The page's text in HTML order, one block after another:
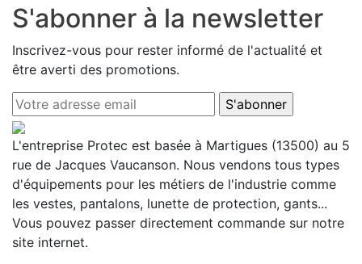
S'abonner à la newsletter
Inscrivez-vous pour rester informé de l'actualité et
être averti des promotions.
L'entreprise Protec est basée à Martigues (13500) au 5
rue de Jacques Vaucanson. Nous vendons tous types
d'équipements pour les métiers de l'industrie comme
les vestes, pantalons, lunette de protection, gants...
Vous pouvez passer directement commande sur notre
site internet.